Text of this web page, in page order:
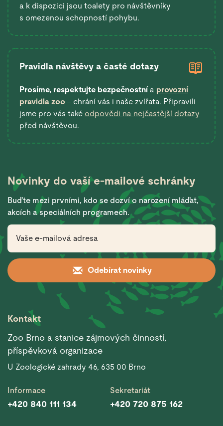
a k dispozici jsou toalety pro návštěvníky
s omezenou schopností pohybu.
Pravidla návštěvy a časté dotazy
Prosíme, respektujte bezpečnostní a provozní
pravidla zoo – chrání vás i naše zvířata. Připravili
jsme pro vás také odpovědi na nejčastější dotazy
před návštěvou.
Novinky do vašíe-mailové schránky
Buďte mezi prvními, kdo se dozví o narození mláďat,
akcích a speciálních programech.
Odebírat novinky
Kontakt
Zoo Brno a stanice zájmových činností,
příspěvková organizace
U Zoologické zahrady 46, 635 00 Brno
Informace
+420 840 111 134
Sekretariát
+420 720 875 162